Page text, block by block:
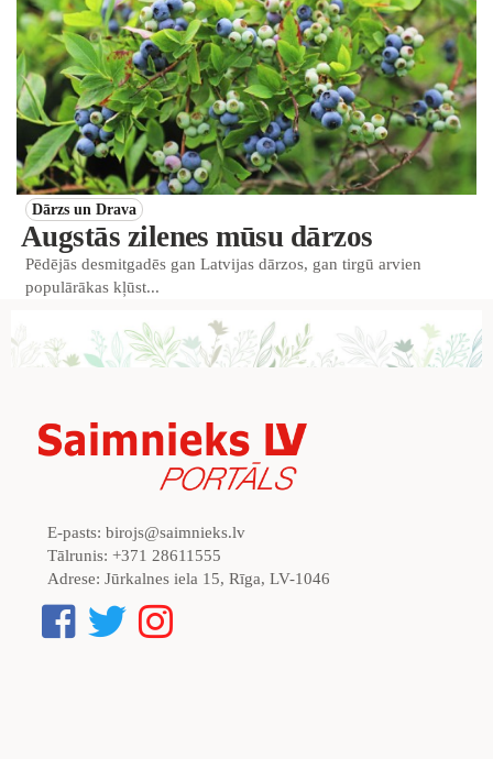
Dārzs un Drava
Augstās zilenes mūsu dārzos
Pēdējās desmitgadēs gan Latvijas dārzos, gan tirgū arvien
populārākas kļūst...
E-pasts: birojs@saimnieks.lv
Tālrunis: +371 28611555
Adrese: Jūrkalnes iela 15, Rīga, LV-1046